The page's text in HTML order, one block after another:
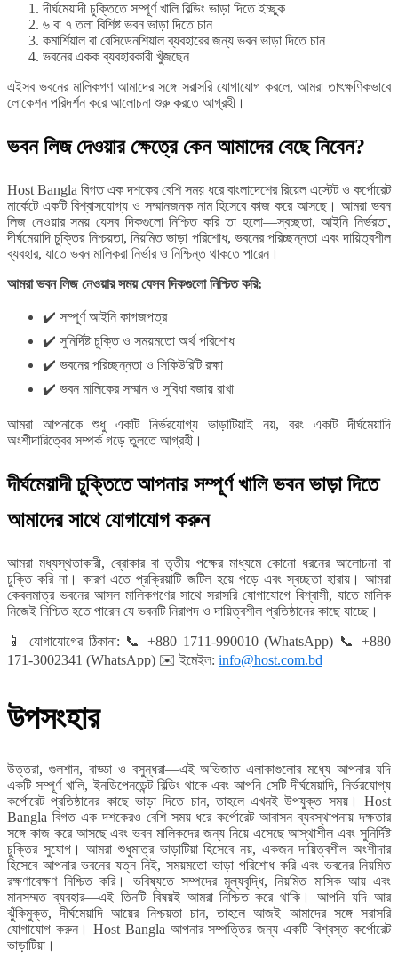
দীর্ঘমেয়াদী চুক্তিতে সম্পূর্ণ খালি বিল্ডিং ভাড়া দিতে ইচ্ছুক
৬ বা ৭ তলা বিশিষ্ট ভবন ভাড়া দিতে চান
কমার্শিয়াল বা রেসিডেনশিয়াল ব্যবহারের জন্য ভবন ভাড়া দিতে চান
ভবনের একক ব্যবহারকারী খুঁজছেন
এইসব ভবনের মালিকগণ আমাদের সঙ্গে সরাসরি যোগাযোগ করলে, আমরা তাৎক্ষণিকভাবে
লোকেশন পরিদর্শন করে আলোচনা শুরু করতে আগ্রহী।
ভবন লিজ দেওয়ার ক্ষেত্রে কেন আমাদের বেছে নিবেন?
Host Bangla বিগত এক দশকের বেশি সময় ধরে বাংলাদেশের রিয়েল এস্টেট ও কর্পোরেট
মার্কেটে একটি বিশ্বাসযোগ্য ও সম্মানজনক নাম হিসেবে কাজ করে আসছে। আমরা ভবন
লিজ নেওয়ার সময় যেসব দিকগুলো নিশ্চিত করি তা হলো—স্বচ্ছতা, আইনি নির্ভরতা,
দীর্ঘমেয়াদি চুক্তির নিশ্চয়তা, নিয়মিত ভাড়া পরিশোধ, ভবনের পরিচ্ছন্নতা এবং দায়িত্বশীল
ব্যবহার, যাতে ভবন মালিকরা নির্ভার ও নিশ্চিন্ত থাকতে পারেন।
আমরা ভবন লিজ নেওয়ার সময় যেসব দিকগুলো নিশ্চিত করি:
✔️ সম্পূর্ণ আইনি কাগজপত্র
✔️ সুনির্দিষ্ট চুক্তি ও সময়মতো অর্থ পরিশোধ
✔️ ভবনের পরিচ্ছন্নতা ও সিকিউরিটি রক্ষা
✔️ ভবন মালিকের সম্মান ও সুবিধা বজায় রাখা
আমরা আপনাকে শুধু একটি নির্ভরযোগ্য ভাড়াটিয়াই নয়, বরং একটি দীর্ঘমেয়াদি
অংশীদারিত্বের সম্পর্ক গড়ে তুলতে আগ্রহী।
দীর্ঘমেয়াদী চুক্তিতে আপনার সম্পূর্ণ খালি ভবন ভাড়া দিতে
আমাদের সাথে যোগাযোগ করুন
আমরা মধ্যস্থতাকারী, ব্রোকার বা তৃতীয় পক্ষের মাধ্যমে কোনো ধরনের আলোচনা বা
চুক্তি করি না। কারণ এতে প্রক্রিয়াটি জটিল হয়ে পড়ে এবং স্বচ্ছতা হারায়। আমরা
কেবলমাত্র ভবনের আসল মালিকগণের সাথে সরাসরি যোগাযোগে বিশ্বাসী, যাতে মালিক
নিজেই নিশ্চিত হতে পারেন যে ভবনটি নিরাপদ ও দায়িত্বশীল প্রতিষ্ঠানের কাছে যাচ্ছে।
📱 যোগাযোগের ঠিকানা: 📞+880 1711-990010 (WhatsApp) 📞+880
171-3002341 (WhatsApp) ✉️ ইমেইল: info@host.com.bd
উপসংহার
উত্তরা, গুলশান, বাড্ডা ও বসুন্ধরা—এই অভিজাত এলাকাগুলোর মধ্যে আপনার যদি
একটি সম্পূর্ণ খালি, ইনডিপেনডেন্ট বিল্ডিং থাকে এবং আপনি সেটি দীর্ঘমেয়াদি, নির্ভরযোগ্য
কর্পোরেট প্রতিষ্ঠানের কাছে ভাড়া দিতে চান, তাহলে এখনই উপযুক্ত সময়। Host
Bangla বিগত এক দশকেরও বেশি সময় ধরে কর্পোরেট আবাসন ব্যবস্থাপনায় দক্ষতার
সঙ্গে কাজ করে আসছে এবং ভবন মালিকদের জন্য নিয়ে এসেছে আস্থাশীল এবং সুনির্দিষ্ট
চুক্তির সুযোগ। আমরা শুধুমাত্র ভাড়াটিয়া হিসেবে নয়, একজন দায়িত্বশীল অংশীদার
হিসেবে আপনার ভবনের যত্ন নিই, সময়মতো ভাড়া পরিশোধ করি এবং ভবনের নিয়মিত
রক্ষণাবেক্ষণ নিশ্চিত করি। ভবিষ্যতে সম্পদের মূল্যবৃদ্ধি, নিয়মিত মাসিক আয় এবং
মানসম্মত ব্যবহার—এই তিনটি বিষয়ই আমরা নিশ্চিত করে থাকি। আপনি যদি আর
ঝুঁকিমুক্ত, দীর্ঘমেয়াদি আয়ের নিশ্চয়তা চান, তাহলে আজই আমাদের সঙ্গে সরাসরি
যোগাযোগ করুন। Host Bangla আপনার সম্পত্তির জন্য একটি বিশ্বস্ত কর্পোরেট
ভাড়াটিয়া।